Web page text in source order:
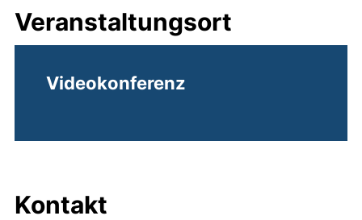
Veranstaltungsort
Videokonferenz
Kontakt